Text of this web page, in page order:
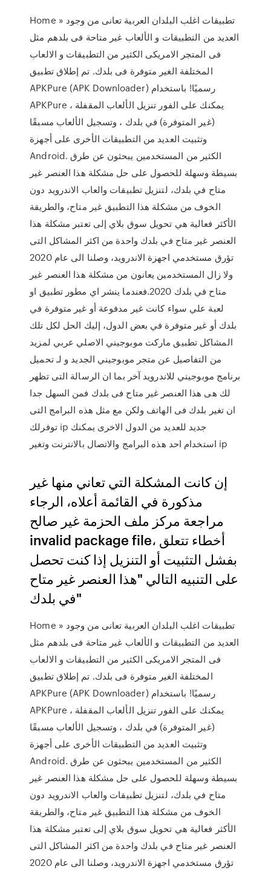
Home » تطبيقات اغلب البلدان العربية تعانى من وجود
العديد من التطبيقات و الألعاب غير متاحة فى بلدهم مثل
فى المتجر الامريكى الكثير من التطبيقات و الالعاب
المختلفة الغير متوفرة فى بلدك. تم إطلاق تطبيق
APKPure (APK Downloader) رسميًا! باستخدام
APKPure ، يمكنك على الفور تنزيل الألعاب المقفلة
(غير المتوفرة) في بلدك ، وتسجيل الألعاب مسبقًا
وتثبيت العديد من التطبيقات الأخرى على أجهزة
Android. الكثير من المستخدمين يبحثون عن طرق
بسيطة وسهلة للحصول على حل مشكلة هذا العنصر غير
متاح في بلدك، لتنزيل تطبيقات والعاب الاندرويد دون
الخوف من مشكلة هذا التطبيق غير متاح، والطريقة
الأكثر فعالية هي تحويل سوق بلاي إلى تعتبر مشكلة هذا
العنصر غير متاح في بلدك واحدة من اكثر المشاكل التى
تؤرق مستخدمي اجهزة الاندرويد، وصلنا الى عام 2020
ولا زال المستخدمين يعانون من مشكلة هذا العنصر غير
متاح في بلدك 2020.فعندما ينشر اي مطور تطبيق او
لعبة علي سواء كانت غير مدفوعة أو غير متوفرة في
بلدك أو غير متوفرة في بعض الدول، إليك الحل لكل تلك
المشاكل تطبيق ماركت موبوجيني الاصلي عربي لمزيد
من التفاصيل عن متجر موبوجيني الجديد و لـ تحميل
برنامج موبوجيني للاندرويد آخر بما ان الرسالة التى تظهر
لك هى هذا العنصر غير متاح فى بلدك فمن السهل جدا
ان تغير بلدك فى الهاتف ولكن مع مثل هذه البرامج التى
توفرلك ip جديد للعديد من الدول الاخرى يمكنك
استخدام احد هذه البرامج والاتصال بالانترنت وتغير ip
إن كانت المشكلة التي تعاني منها غير
مذكورة في القائمة أعلاه، الرجاء
مراجعة مركز ملف الحزمة غير صالح
invalid package file، أخطاء تتعلق
بفشل التثبيت أو التنزيل إذا كنت تحصل
على التنبيه التالي "هذا العنصر غير متاح
في بلدك"
Home » تطبيقات اغلب البلدان العربية تعانى من وجود
العديد من التطبيقات و الألعاب غير متاحة فى بلدهم مثل
فى المتجر الامريكى الكثير من التطبيقات و الالعاب
المختلفة الغير متوفرة فى بلدك. تم إطلاق تطبيق
APKPure (APK Downloader) رسميًا! باستخدام
APKPure ، يمكنك على الفور تنزيل الألعاب المقفلة
(غير المتوفرة) في بلدك ، وتسجيل الألعاب مسبقًا
وتثبيت العديد من التطبيقات الأخرى على أجهزة
Android. الكثير من المستخدمين يبحثون عن طرق
بسيطة وسهلة للحصول على حل مشكلة هذا العنصر غير
متاح في بلدك، لتنزيل تطبيقات والعاب الاندرويد دون
الخوف من مشكلة هذا التطبيق غير متاح، والطريقة
الأكثر فعالية هي تحويل سوق بلاي إلى تعتبر مشكلة هذا
العنصر غير متاح في بلدك واحدة من اكثر المشاكل التى
تؤرق مستخدمي اجهزة الاندرويد، وصلنا الى عام 2020